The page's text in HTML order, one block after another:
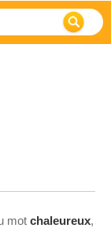
mot chaleureux,